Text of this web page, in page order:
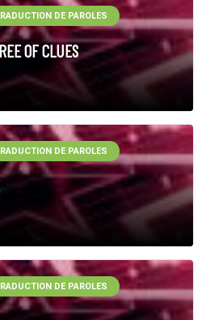
OF CLUES
DE PAROLES
DE PAROLES
DE PAROLES